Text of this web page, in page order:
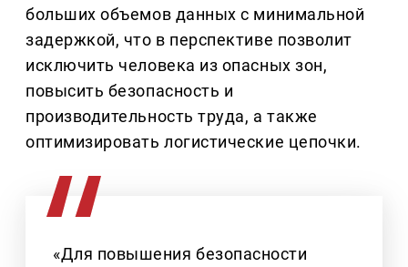
больших объемов данных с минимальной
задержкой, что в перспективе позволит
исключить человека из опасных зон,
повысить безопасность и
производительность труда, а также
оптимизировать логистические цепочки.
«Для повышения безопасности